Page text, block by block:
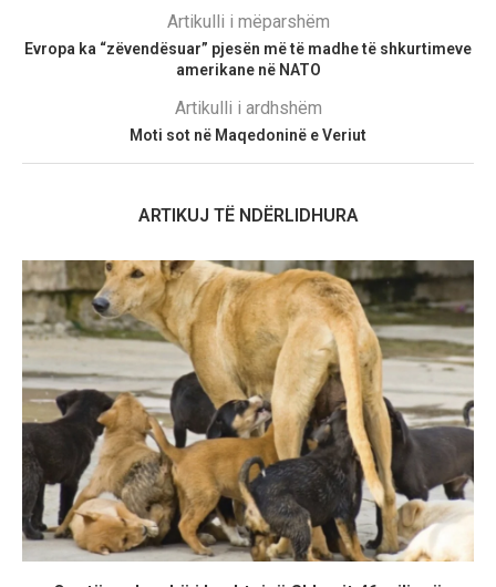
Artikulli i mëparshëm
Evropa ka “zëvendësuar” pjesën më të madhe të shkurtimeve
amerikane në NATO
Artikulli i ardhshëm
Moti sot në Maqedoninë e Veriut
ARTIKUJ TË NDËRLIDHURA